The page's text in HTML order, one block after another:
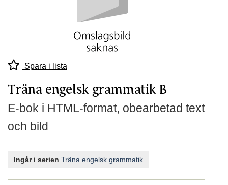
Spara i lista
Träna engelsk grammatik B
E-bok i HTML-format, obearbetad text
och bild
Ingår i serien Träna engelsk grammatik